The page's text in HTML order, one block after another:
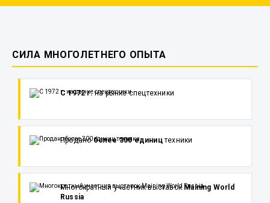
СИЛА МНОГОЛЕТНЕГО ОПЫТА
С 1972 г.на рынке спецтехники
Проданоболее 300 едиництехники
Многократный участник выставок Maining World
Russia